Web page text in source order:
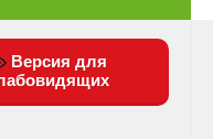
Версия для